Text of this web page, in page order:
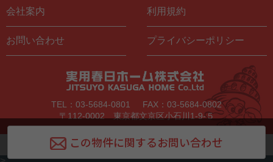
会社案内 利用規約
お問い合わせ プライバシーポリシー
TEL：03-5684-0801
FAX：03-5684-0802
〒112-0002 東京都文京区小石川1-9-５
Copyright © Jitsuyo Kasuga Home All Rights Reserved.
この物件に関するお問い合わせ